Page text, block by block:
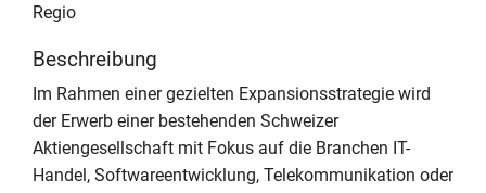
Regio
Beschreibung
Im Rahmen einer gezielten Expansionsstrategie wird
der Erwerb einer bestehenden Schweizer
Aktiengesellschaft mit Fokus auf die Branchen IT-
Handel, Softwareentwicklung, Telekommunikation oder